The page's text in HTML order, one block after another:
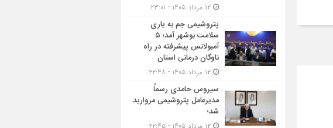
پتروشیمی جم به یاری
سلامت بوشهر آمد؛ ۵
آمبولانس پیشرفته در راه
ناوگان درمانی استان
سیروس حامدی رسماً
مدیرعامل پتروشیمی مروارید
شد؛